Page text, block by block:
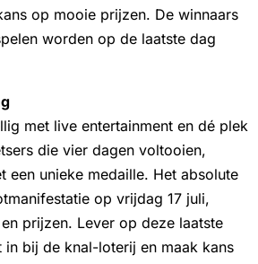
op mooie prijzen. De winnaars
worden op de laatste dag
met live entertainment en dé plek
die vier dagen voltooien,
een unieke medaille. Het absolute
op vrijdag 17 juli,
prijzen. Lever op deze laatste
bij de knal-loterij en maak kans